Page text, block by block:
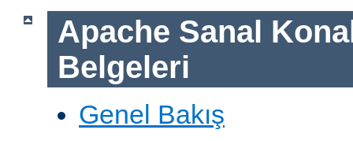
Apache Sanal
Belgeleri
Genel Bakış